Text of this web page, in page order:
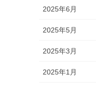
2025年6月
2025年5月
2025年3月
2025年1月